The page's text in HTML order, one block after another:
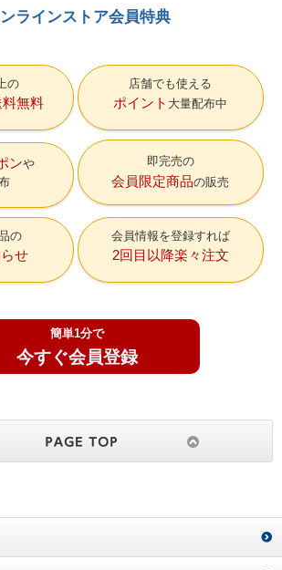
ラインストア会員特典
の
無料
店舗でも使える
ポイント 大量配布中
ン 即完売の
会員限定商品の販売
の
せ
会員情報を登録すれば
2回目以降楽々注文
簡単1分で
今すぐ会員登録